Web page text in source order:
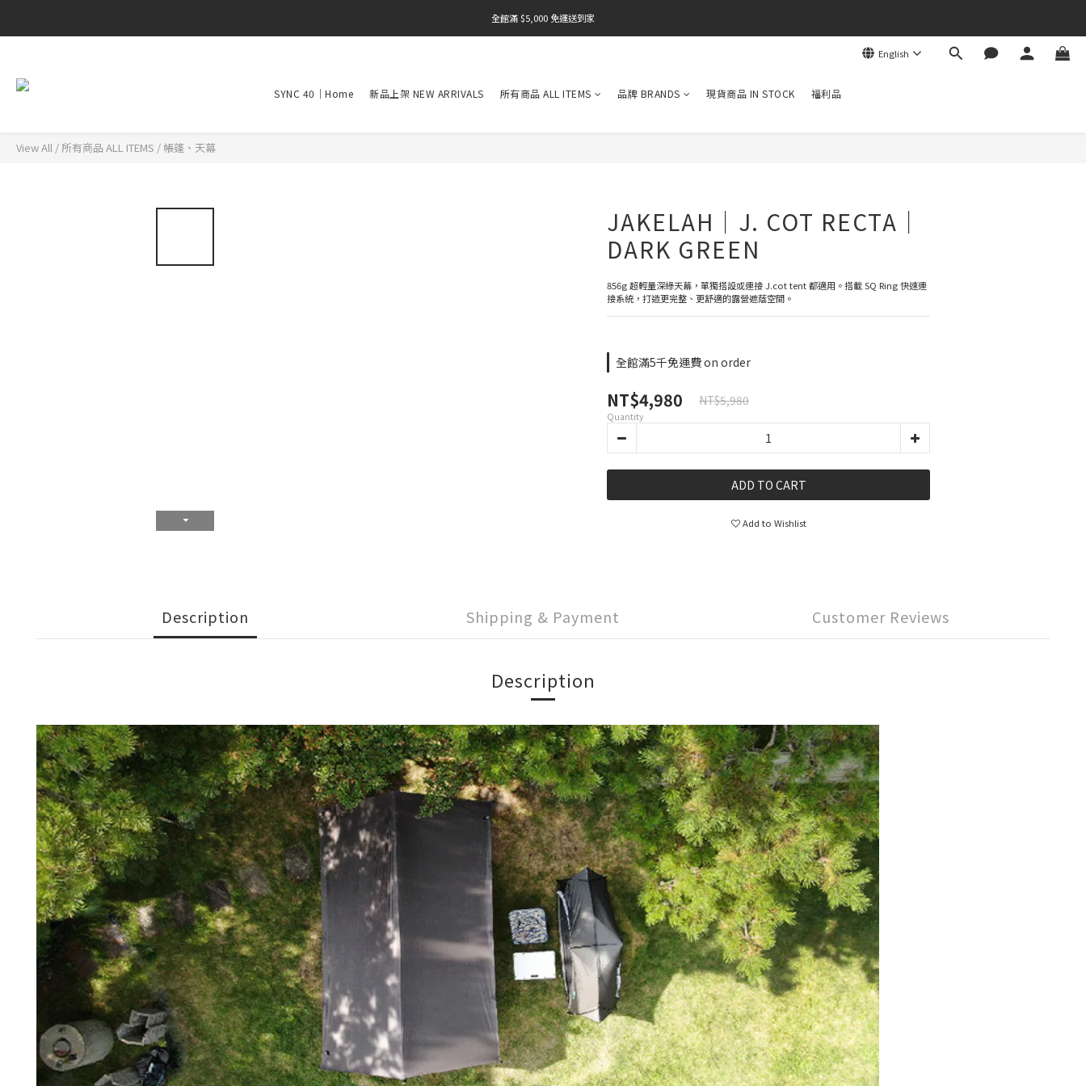
全館滿 $5,000 免運送到家
全館滿 $5,000 免運送到家
全館滿 $5,000 免運送到家
English
SYNC 40｜Home 新品上架 NEW ARRIVALS 所有商品 ALL ITEMS 品牌 BRANDS 現貨商品 IN STOCK 福利品
View All / 所有商品 ALL ITEMS / 帳篷、天幕
JAKELAH｜J. COT RECTA｜
DARK GREEN
856g 超輕量深綠天幕，單獨搭設或連接 J.cot tent 都適用。搭載 SQ Ring 快速連
接系統，打造更完整、更舒適的露營遮蔭空間。
全館滿5千免運費 on order
NT$4,980 NT$5,980
Quantity
ADD TO CART
Add to Wishlist
Description Shipping & Payment Customer Reviews
Description